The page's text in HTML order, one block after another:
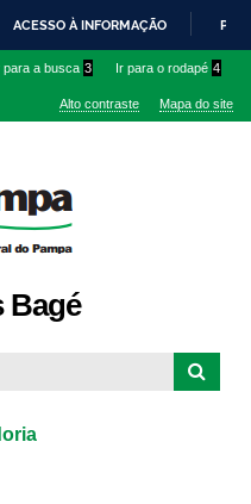
ACESSO À INFORMAÇÃO
para a busca 3 Ir para o rodapé 4
Alto contraste Mapa do site
Bagé